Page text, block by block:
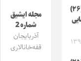
قیسا شعرلر(۲۶)
مجله ایشیق
شماره 2
آذربایجان
قفه‌خانالاری